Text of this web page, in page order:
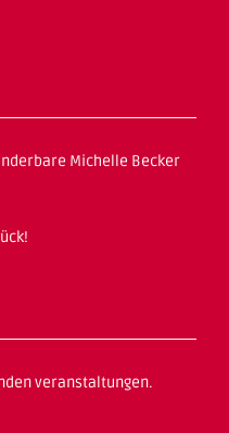
Michelle Becker
veranstaltungen.